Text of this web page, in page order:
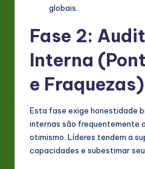
globais.
Fase 2:
Interna
e Fraquezas)
Esta fase exige honestidade
internas são frequentemente
otimismo. Líderes tendem a
capacidades e subestimar